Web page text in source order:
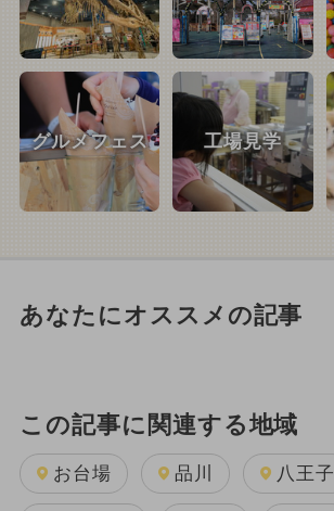
グルメフェス 工場見学
あなたにオススメの記事
この記事に関連する地域
お台場 品川 八王子